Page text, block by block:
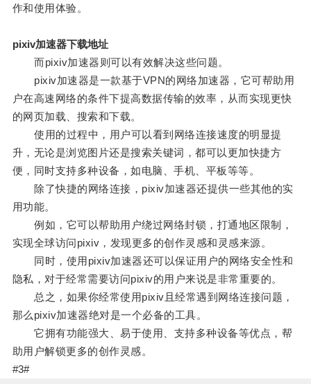
作和使用体验。
pixiv加速器下载地址
而pixiv加速器则可以有效解决这些问题。
pixiv加速器是一款基于VPN的网络加速器，它可帮助用
户在高速网络的条件下提高数据传输的效率，从而实现更快
的网页加载、搜索和下载。
使用的过程中，用户可以看到网络连接速度的明显提
升，无论是浏览图片还是搜索关键词，都可以更加快捷方
便，同时支持多种设备，如电脑、手机、平板等等。
除了快捷的网络连接，pixiv加速器还提供一些其他的实
用功能。
例如，它可以帮助用户绕过网络封锁，打通地区限制，
实现全球访问pixiv，发现更多的创作灵感和灵感来源。
同时，使用pixiv加速器还可以保证用户的网络安全性和
隐私，对于经常需要访问pixiv的用户来说是非常重要的。
总之，如果你经常使用pixiv且经常遇到网络连接问题，
那么pixiv加速器绝对是一个必备的工具。
它拥有功能强大、易于使用、支持多种设备等优点，帮
助用户解锁更多的创作灵感。
#3#